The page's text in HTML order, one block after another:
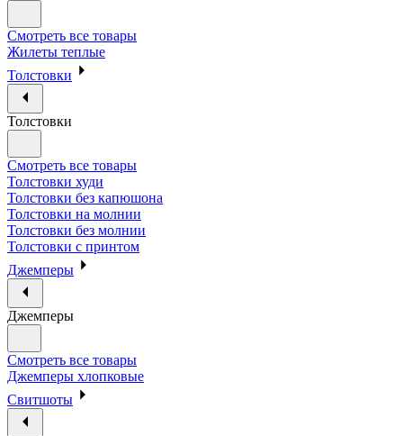
Смотреть все товары
Жилеты теплые
Толстовки
Толстовки
Смотреть все товары
Толстовки худи
Толстовки без капюшона
Толстовки на молнии
Толстовки без молнии
Толстовки с принтом
Джемперы
Джемперы
Смотреть все товары
Джемперы хлопковые
Свитшоты